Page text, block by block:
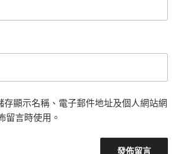
存顯示名稱、電子郵件地址及個人網站網
留言時使用。